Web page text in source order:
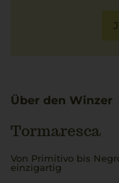
Über den Winzer
Tormaresca
Von Primitivo bis
einzigartig